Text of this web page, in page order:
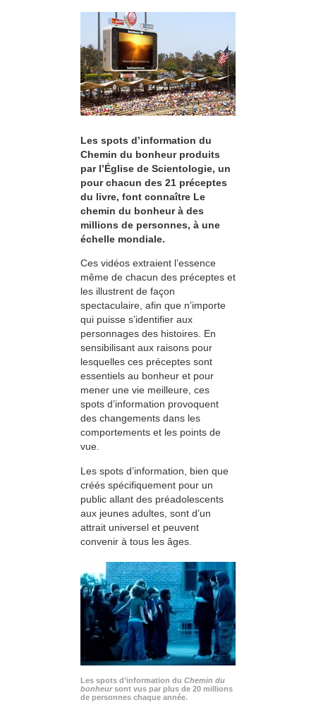
Les spots d’information du
Chemin du bonheur produits
par l’Église de Scientologie, un
pour chacun des 21 préceptes
du livre, font connaître Le
chemin du bonheur à des
millions de personnes, à une
échelle mondiale.
Ces vidéos extraient l’essence
même de chacun des préceptes et
les illustrent de façon
spectaculaire, afin que n’importe
qui puisse s’identifier aux
personnages des histoires. En
sensibilisant aux raisons pour
lesquelles ces préceptes sont
essentiels au bonheur et pour
mener une vie meilleure, ces
spots d’information provoquent
des changements dans les
comportements et les points de
vue.
Les spots d’information, bien que
créés spécifiquement pour un
public allant des préadolescents
aux jeunes adultes, sont d’un
attrait universel et peuvent
convenir à tous les âges.
Les spots d’information du Chemin du
bonheursont vus par plus de 20 millions
de personnes chaque année.